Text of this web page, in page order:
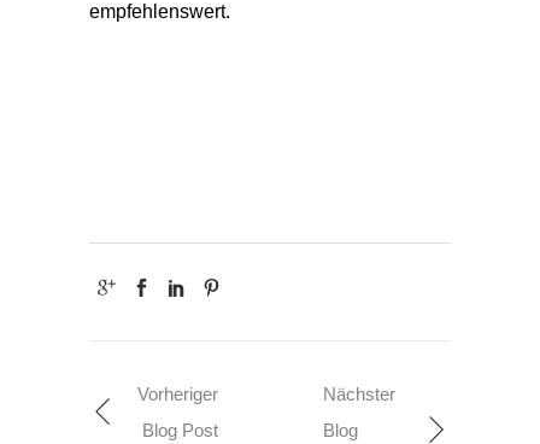
empfehlenswert.
Vorheriger
Blog Post
Nächster
Blog